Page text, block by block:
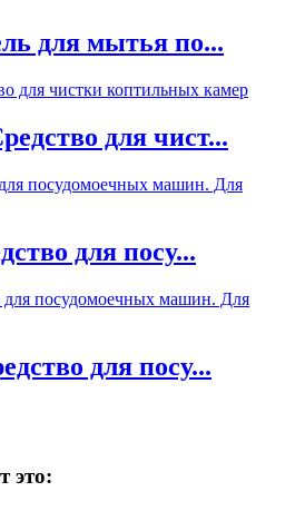
для мытья по...
для чист...
для посу...
для посу...
это: